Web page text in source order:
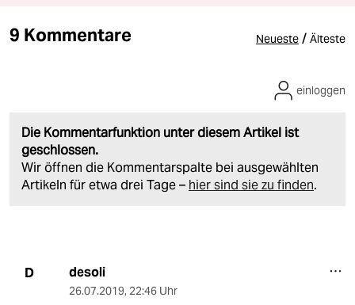
9 Kommentare Neueste / Älteste
Die Kommentarfunktion unter diesem Artikel ist
geschlossen.
Wir öffnen die Kommentarspalte bei ausgewählten
Artikeln für etwa drei Tage – hier sind sie zu finden.
einloggen
D desoli
26.07.2019, 22:46 Uhr